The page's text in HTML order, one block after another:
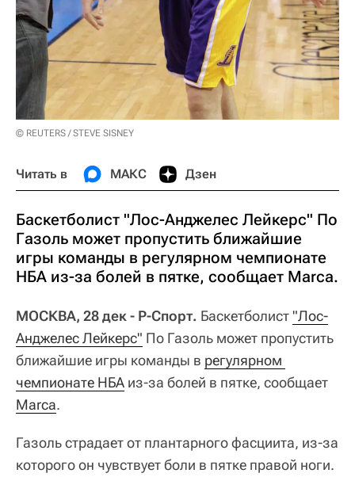
© REUTERS / STEVE SISNEY
Читать в МАКС Дзен
Баскетболист "Лос-Анджелес Лейкерс" По
Газоль может пропустить ближайшие
игры команды в регулярном чемпионате
НБА из-за болей в пятке, сообщает Marca.
МОСКВА, 28 дек - Р-Спорт. Баскетболист"Лос-
Анджелес Лейкерс" По Газоль может пропустить
ближайшие игры команды в регулярном
чемпионате НБА из-за болей в пятке, сообщает
Marca.
Газоль страдает от плантарного фасциита, из-за
которого он чувствует боли в пятке правой ноги.